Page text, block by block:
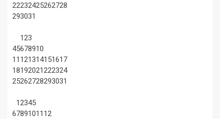
22232425262728
293031
123
45678910
11 121314151617
18192021222324
25262728293031
12345
67891011 12